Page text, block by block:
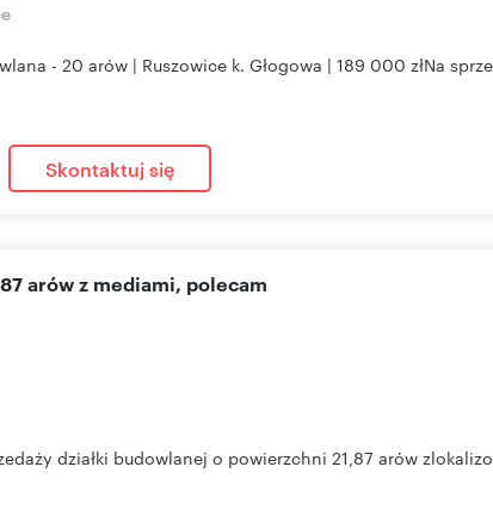
- 20 arów | Ruszowice k. Głogowa | 189 000 złNa
Skontaktuj się
arów z mediami, polecam
działki budowlanej o powierzchni 21,87 arów